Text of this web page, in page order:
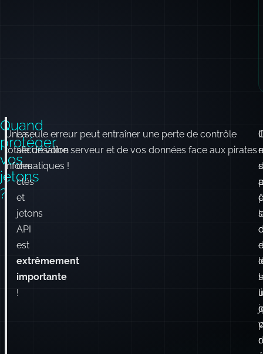
Quand
protéger
vos
jetons
?
La
sécurisation
des
clés
et
jetons
API
est
extrêmement
importante
!
Une seule erreur peut entraîner une perte de contrôle
totale de votre serveur et de vos données face aux pirates
informatiques !
Il